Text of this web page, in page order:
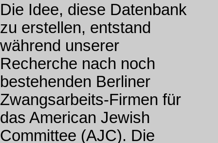
Die Idee, diese Datenbank
zu erstellen, entstand
während unserer
Recherche nach noch
bestehenden Berliner
Zwangsarbeits-Firmen für
das American Jewish
Committee (AJC). Die